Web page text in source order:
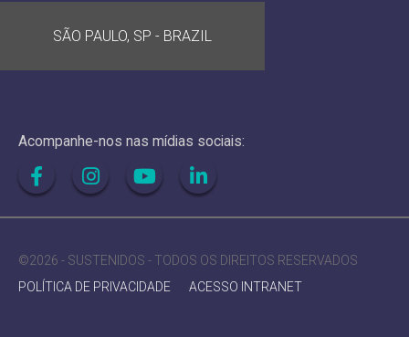
SÃO PAULO, SP - BRAZIL
Acompanhe-nos nas mídias sociais:
©2026 - SUSTENIDOS - TODOS OS DIREITOS RESERVADOS
POLÍTICA DE PRIVACIDADE
ACESSO INTRANET